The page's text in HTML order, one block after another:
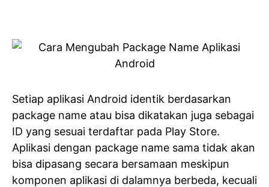
Setiap aplikasi Android identik berdasarkan
package name atau bisa dikatakan juga sebagai
ID yang sesuai terdaftar pada Play Store.
Aplikasi dengan package name sama tidak akan
bisa dipasang secara bersamaan meskipun
komponen aplikasi di dalamnya berbeda, kecuali